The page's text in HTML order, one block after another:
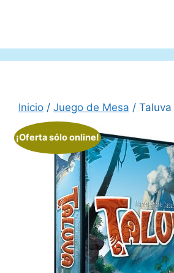
Inicio / Juego de Mesa / Taluva
¡Oferta sólo online!